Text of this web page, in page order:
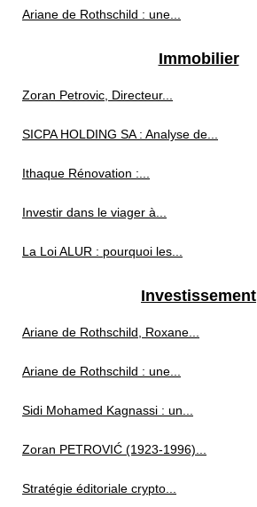
Ariane de Rothschild : une...
Immobilier
Zoran Petrovic, Directeur...
SICPA HOLDING SA : Analyse de...
Ithaque Rénovation :...
Investir dans le viager à...
La Loi ALUR : pourquoi les...
Investissement
Ariane de Rothschild, Roxane...
Ariane de Rothschild : une...
Sidi Mohamed Kagnassi : un...
Zoran PETROVIĆ (1923‑1996)...
Stratégie éditoriale crypto...